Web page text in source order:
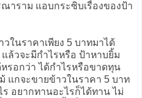
าราม แอบกระซิบเรื่องของป้า
ในราคาเพียง 5 บาทมาได้
ล้วจะมีกำไรหรือ ป้าหาบยิ้ม
รอกว่า ได้กำไรหรือขาดทุน
แกจะขายข้าวในราคา 5 บาท
ร อยากทานอะไรก็ได้ทาน ไม่